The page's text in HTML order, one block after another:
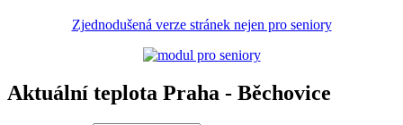
Zjednodušená verze stránek nejen pro seniory
Aktuální teplota Praha - Běchovice